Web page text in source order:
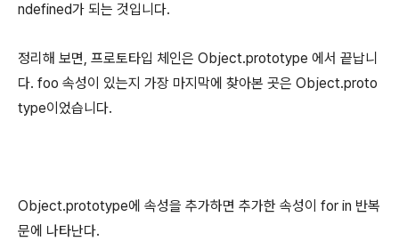
ndefined가 되는 것입니다.
정리해 보면, 프로토타입 체인은 Object.prototype 에서 끝납니
다. foo 속성이 있는지 가장 마지막에 찾아본 곳은 Object.proto
type이었습니다.
Object.prototype에 속성을 추가하면 추가한 속성이 for in 반복
문에 나타난다.